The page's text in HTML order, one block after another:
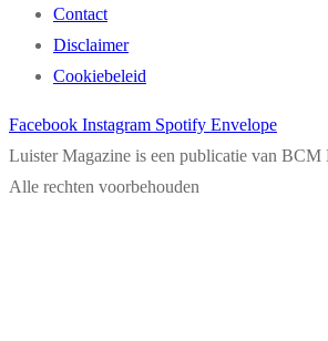
Contact
Disclaimer
Cookiebeleid
Facebook Instagram Spotify Envelope
Luister Magazine is een publicatie van
Alle rechten voorbehouden